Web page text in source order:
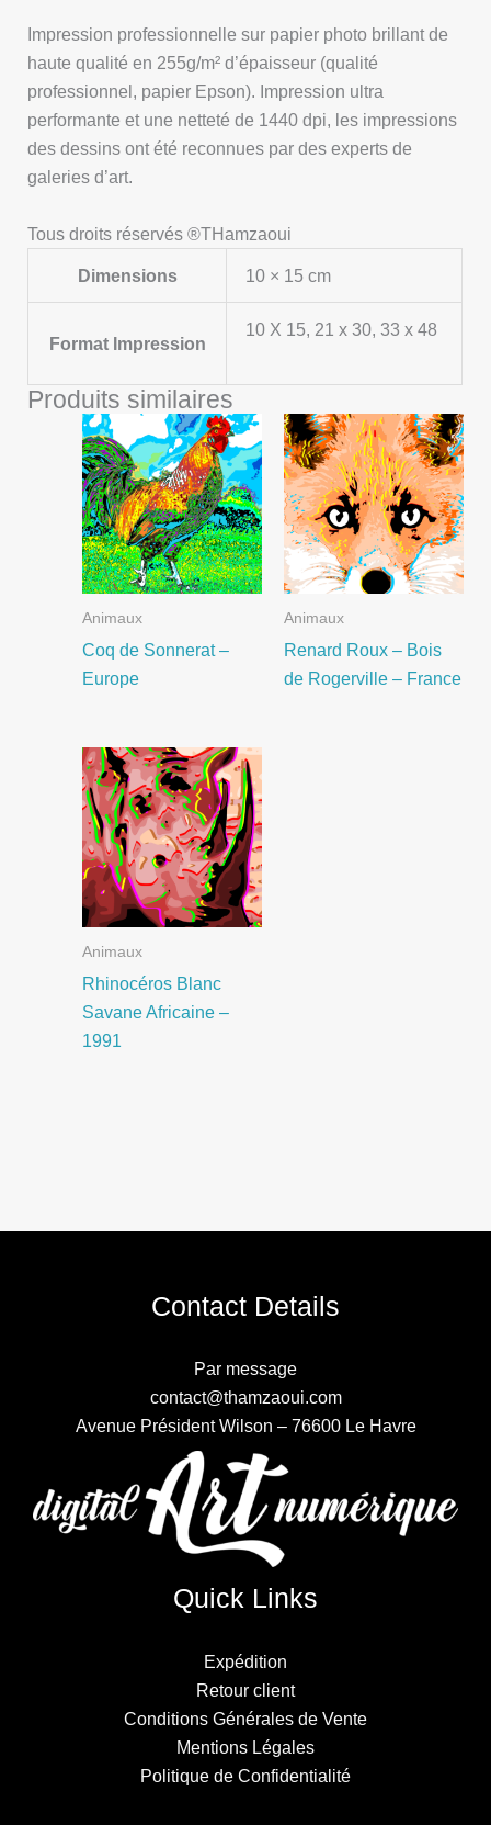
Impression professionnelle sur papier photo brillant de
haute qualité en 255g/m² d’épaisseur (qualité
professionnel, papier Epson). Impression ultra
performante et une netteté de 1440 dpi, les impressions
des dessins ont été reconnues par des experts de
galeries d’art.
Tous droits réservés ®THamzaoui
Dimensions 10 × 15 cm
Format Impression
10 X 15, 21 x 30, 33 x 48
Produits similaires
Animaux
Coq de Sonnerat –
Europe
Animaux
Renard Roux – Bois
de Rogerville – France
Animaux
Rhinocéros Blanc
Savane Africaine –
1991
Contact Details
Par message
contact@thamzaoui.com
Avenue Président Wilson – 76600 Le Havre
Quick Links
Expédition
Retour client
Conditions Générales de Vente
Mentions Légales
Politique de Confidentialité